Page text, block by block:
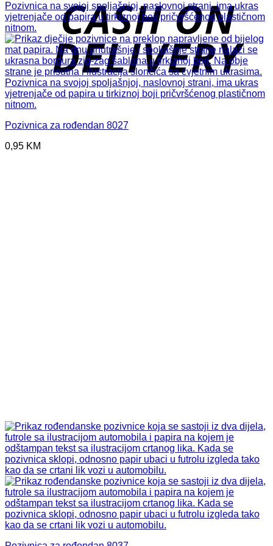
Pozivnica za rođendan 8027
0,95 KM